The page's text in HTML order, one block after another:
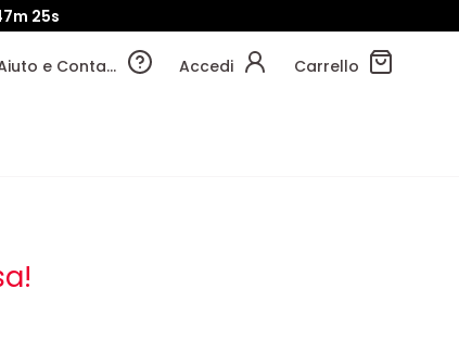
24s
Aiuto e Contatti Accedi Carrello